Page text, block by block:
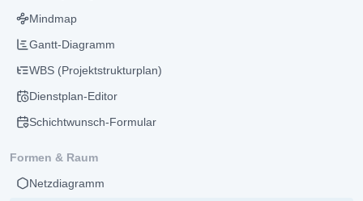
Mindmap
Gantt-Diagramm
WBS (Projektstrukturplan)
Dienstplan-Editor
Schichtwunsch-Formular
Formen & Raum
Netzdiagramm